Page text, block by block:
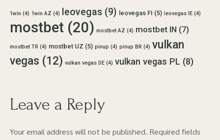
1win (4) 1win AZ (4) leovegas (9) leovegas FI (5) leovegas IE (4)
mostbet (20) mostbet AZ (4) mostbet IN (7)
mostbet TR (4) mostbet UZ (5) pinup (4) pinup BR (4) vulkan
vegas (12) vulkan vegas DE (4) vulkan vegas PL (8)
Leave a Reply
Your email address will not be published. Required fields